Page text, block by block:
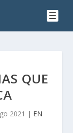
QUE
2021 | EN